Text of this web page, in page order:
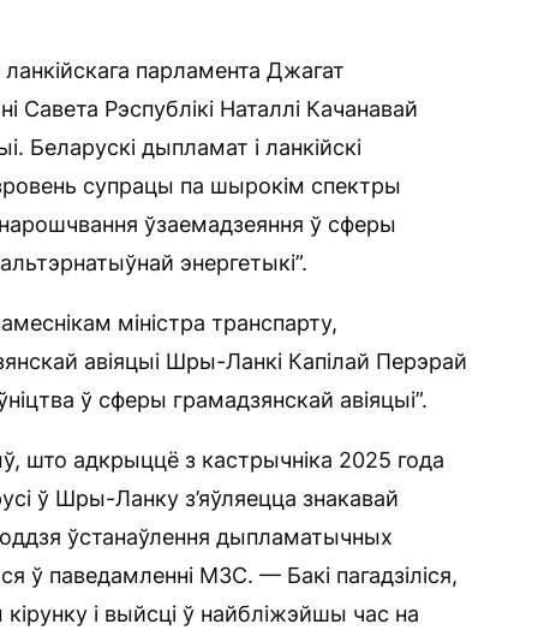
парламента Джагат
Рэспублікі Наталлі Качанавай
Беларускі дыпламат і ланкійскі
супрацы па шырокім спектры
ўзаемадзеяння ў сферы
энергетыкі”.
міністра транспарту,
авіяцыі Шры-Ланкі Капілай Перэрай
ў сферы грамадзянскай авіяцыі”.
што адкрыццё з кастрычніка 2025 года
ў Шры-Ланку з’яўляецца знакавай
ўстанаўлення дыпламатычных
ў паведамленні МЗС. — Бакі пагадзіліся,
і выйсці ў найбліжэйшы час на